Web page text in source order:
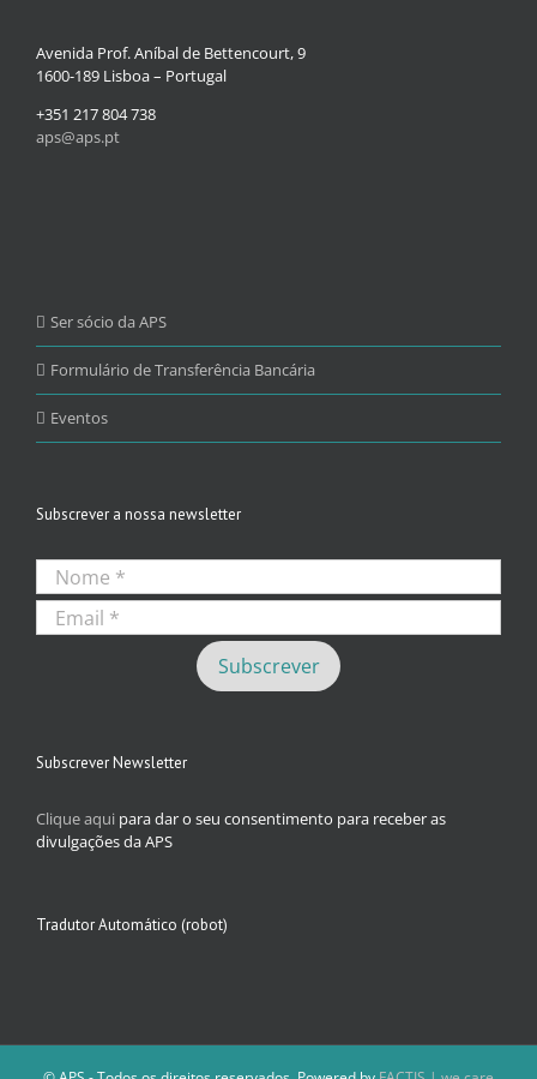
Avenida Prof. Aníbal de Bettencourt, 9
1600-189 Lisboa – Portugal
+351 217 804 738
aps@aps.pt
Ser sócio da APS
Formulário de Transferência Bancária
Eventos
Subscrever a nossa newsletter
Subscrever Newsletter
Clique aqui para dar o seu consentimento para receber as
divulgações da APS
Tradutor Automático (robot)